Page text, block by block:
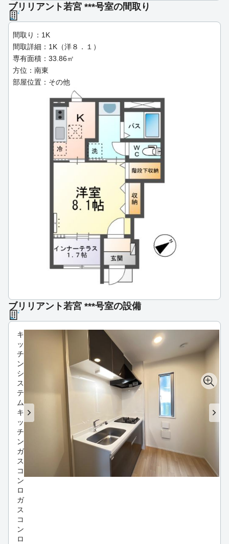
ブリリアント若宮 ***号室の間取り
間取り：1K
間取詳細：1K（洋８．１）
専有面積：33.86㎡
方位：南東
部屋位置：その他
ブリリアント若宮 ***号室の設備
キ
ッ
チ
ン
シ
ス
テ
ム
キ
ッ
チ
ン
ガ
ス
コ
ン
ロ
ガ
ス
コ
ン
ロ